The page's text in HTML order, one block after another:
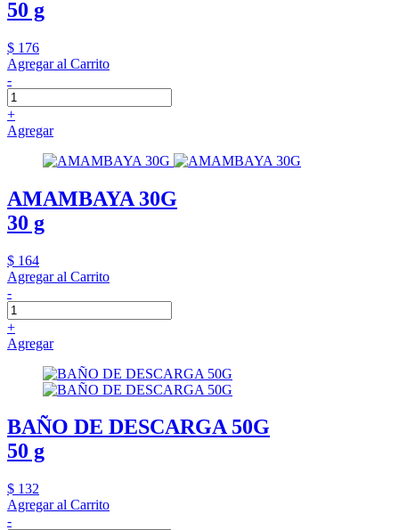
50 g
$ 176
Agregar al Carrito
-
+
Agregar
AMAMBAYA 30G
30 g
$ 164
Agregar al Carrito
-
+
Agregar
BAÑO DE DESCARGA 50G
50 g
$ 132
Agregar al Carrito
-